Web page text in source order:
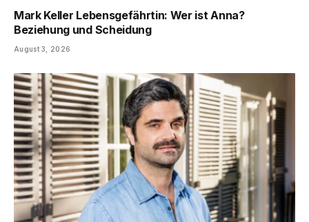
Mark Keller Lebensgefährtin: Wer ist Anna?
Beziehung und Scheidung
August 3, 2026